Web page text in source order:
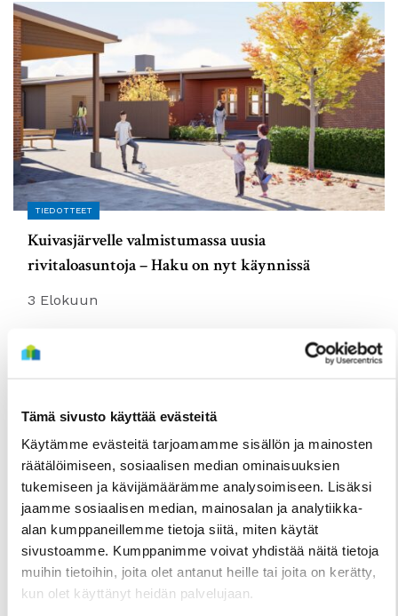
Tämä sivusto käyttää evästeitä
Käytämme evästeitä tarjoamamme sisällön ja mainosten
räätälöimiseen, sosiaalisen median ominaisuuksien
tukemiseen ja kävijämäärämme analysoimiseen. Lisäksi
jaamme sosiaalisen median, mainosalan ja analytiikka-
alan kumppaneillemme tietoja siitä, miten käytät
sivustoamme. Kumppanimme voivat yhdistää näitä tietoja
muihin tietoihin, joita olet antanut heille tai joita on kerätty,
kun olet käyttänyt heidän palvelujaan.
TIEDOTTEET
Kuivasjärvelle valmistumassa uusia
rivitaloasuntoja – Haku on nyt käynnissä
3 Elokuun
TIEDOTTEET
Useita uudis- ja peruskorjauskohteita
valmistumassa loppuvuonna, hakuajat alkavat